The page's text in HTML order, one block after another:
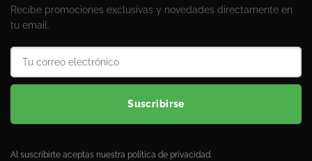
Recibe promociones exclusivas y novedades directamente en
tu email.
Suscribirse
Al suscribirte aceptas nuestra política de privacidad.